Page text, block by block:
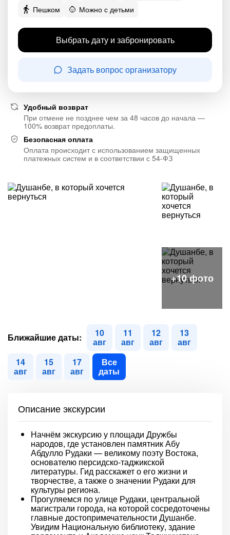
Пешком
Можно с детьми
Выбрать дату и забронировать
Задать вопрос организатору
Удобный возврат
При отмене не позднее чем за 48 часов до начала —
100% возврат предоплаты.
Безопасная оплата
Оплата происходит с использованием защищенных
платежных систем и в соответствии с 54-ФЗ
Ближайшие даты: 10
авг
11
авг
12
авг
13
авг
14
авг
15
авг
17
авг
Все
даты
Описание экскурсии
Начнём экскурсию у площади Дружбы
народов, где установлен памятник Абу
Абдулло Рудаки — великому поэту Востока,
основателю персидско-таджикской
литературы. Гид расскажет о его жизни и
творчестве, а также о значении Рудаки для
культуры региона.
Прогуляемся по улице Рудаки, центральной
магистрали города, на которой сосредоточены
главные достопримечательности Душанбе.
Увидим Национальную библиотеку, здание